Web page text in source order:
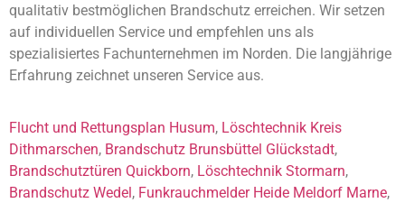
qualitativ bestmöglichen Brandschutz erreichen. Wir setzen
auf individuellen Service und empfehlen uns als
spezialisiertes Fachunternehmen im Norden. Die langjährige
Erfahrung zeichnet unseren Service aus.
Flucht und Rettungsplan Husum, Löschtechnik Kreis
Dithmarschen, Brandschutz Brunsbüttel Glückstadt,
Brandschutztüren Quickborn, Löschtechnik Stormarn,
Brandschutz Wedel , Funkrauchmelder Heide Meldorf Marne,